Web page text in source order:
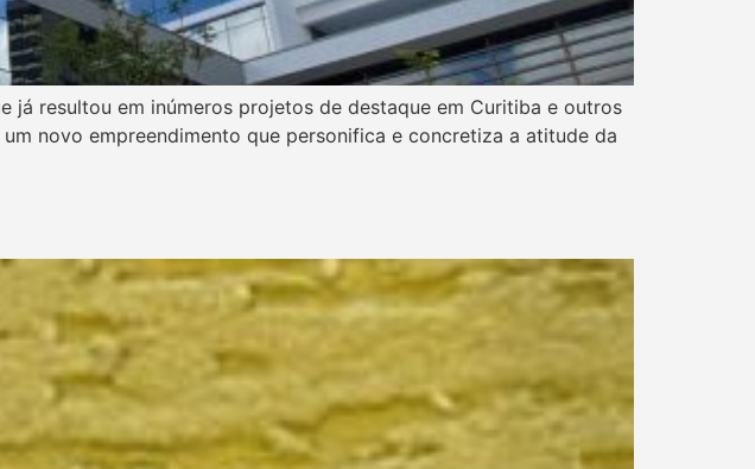
já resultou em inúmeros projetos de destaque em Curitiba e outros
novo empreendimento que personifica e concretiza a atitude da